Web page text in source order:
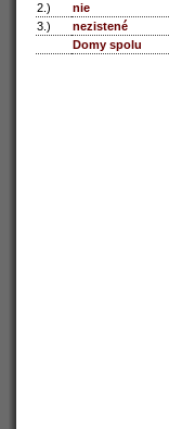
2.)
nie
3.)
nezistené
Domy spolu